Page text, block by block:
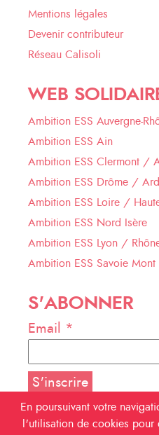
Mentions légales
Devenir contributeur
Réseau Calisoli
WEB
Ambition ESS Auvergne-
Ambition ESS Ain
Ambition ESS Clermont /
Ambition ESS Drôme /
Ambition ESS Loire /
Ambition ESS Nord Isère
Ambition ESS Lyon /
Ambition ESS Savoie Mont
S'ABONNER
Email *
En poursuivant votre
l'utilisation de cookies pour